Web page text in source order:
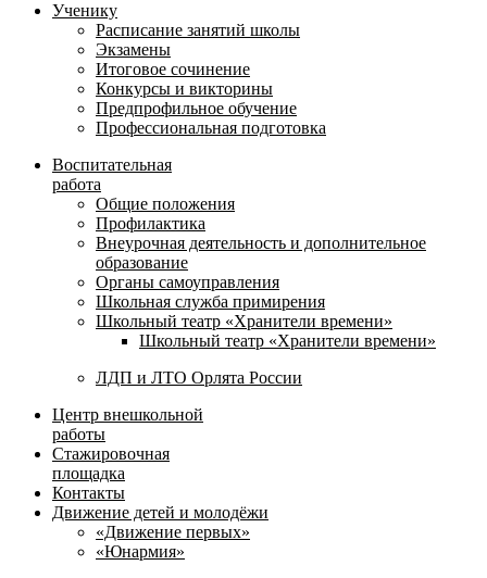
Ученику
Расписание занятий школы
Экзамены
Итоговое сочинение
Конкурсы и викторины
Предпрофильное обучение
Профессиональная подготовка
Воспитательная
работа
Общие положения
Профилактика
Внеурочная деятельность и дополнительное
образование
Органы самоуправления
Школьная служба примирения
Школьный театр «Хранители времени»
Школьный театр «Хранители времени»
ЛДП и ЛТО Орлята России
Центр внешкольной
работы
Стажировочная
площадка
Контакты
Движение детей и молодёжи
«Движение первых»
«Юнармия»